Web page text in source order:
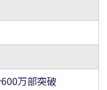
万部突破